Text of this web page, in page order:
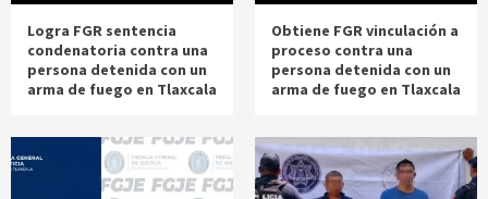
Logra FGR sentencia
condenatoria contra una
persona detenida con un
arma de fuego en Tlaxcala
Obtiene FGR vinculación a
proceso contra una
persona detenida con un
arma de fuego en Tlaxcala